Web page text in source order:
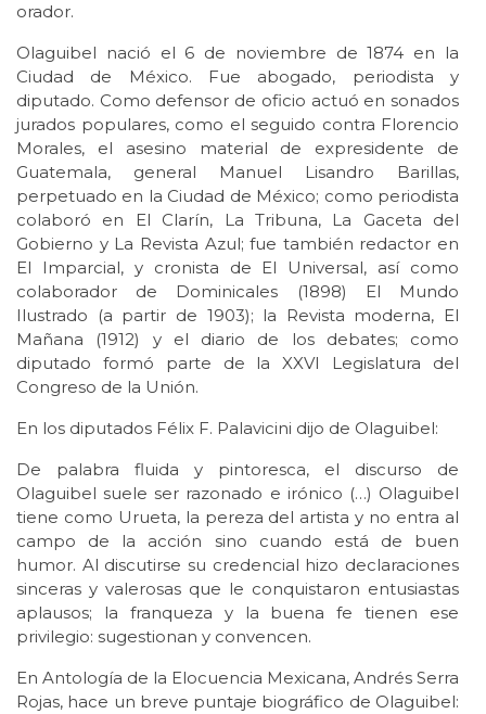
orador.
Olaguibel nació el 6 de noviembre de 1874 en la
Ciudad de México. Fue abogado, periodista y
diputado. Como defensor de oficio actuó en sonados
jurados populares, como el seguido contra Florencio
Morales, el asesino material de expresidente de
Guatemala, general Manuel Lisandro Barillas,
perpetuado en la Ciudad de México; como periodista
colaboró en El Clarín, La Tribuna, La Gaceta del
Gobierno y La Revista Azul; fue también redactor en
El Imparcial, y cronista de El Universal, así como
colaborador de Dominicales (1898) El Mundo
Ilustrado (a partir de 1903); la Revista moderna, El
Mañana (1912) y el diario de los debates; como
diputado formó parte de la XXVI Legislatura del
Congreso de la Unión.
En los diputados Félix F. Palavicini dijo de Olaguibel:
De palabra fluida y pintoresca, el discurso de
Olaguibel suele ser razonado e irónico (…) Olaguibel
tiene como Urueta, la pereza del artista y no entra al
campo de la acción sino cuando está de buen
humor. Al discutirse su credencial hizo declaraciones
sinceras y valerosas que le conquistaron entusiastas
aplausos; la franqueza y la buena fe tienen ese
privilegio: sugestionan y convencen.
En Antología de la Elocuencia Mexicana, Andrés Serra
Rojas, hace un breve puntaje biográfico de Olaguibel: